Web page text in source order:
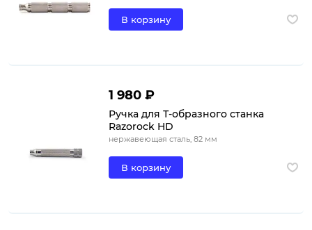
В корзину
1 980 ₽
Ручка для Т-образного станка
Razorock HD
нержавеющая сталь, 82 мм
В корзину